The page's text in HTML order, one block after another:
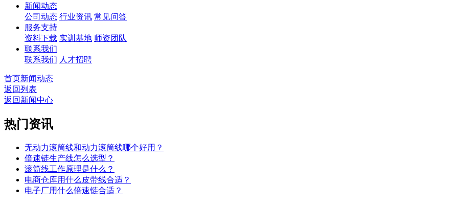
新闻动态
公司动态 行业资讯 常见问答
服务支持
资料下载 实训基地 师资团队
联系我们
联系我们 人才招聘
首页新闻动态
返回列表
返回新闻中心
热门资讯
无动力滚筒线和动力滚筒线哪个好用？
倍速链生产线怎么选型？
滚筒线工作原理是什么？
电商仓库用什么皮带线合适？
电子厂用什么倍速链合适？